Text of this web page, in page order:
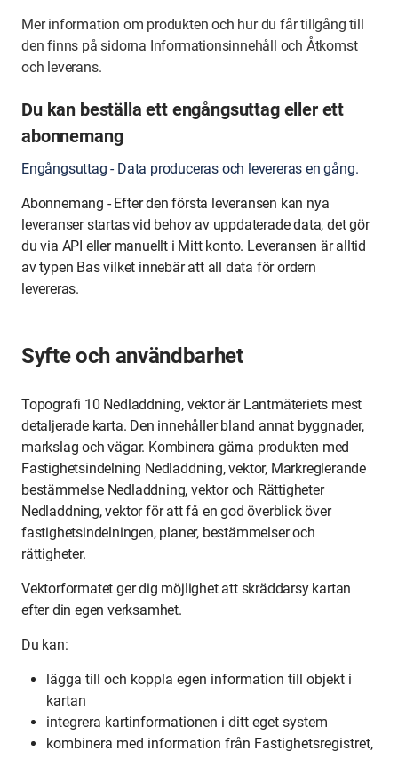
Mer information om produkten och hur du får tillgång till
den finns på sidorna Informationsinnehåll och Åtkomst
och leverans.
Du kan beställa ett engångsuttag eller ett
abonnemang
Engångsuttag - Data produceras och levereras en gång.
Abonnemang - Efter den första leveransen kan nya
leveranser startas vid behov av uppdaterade data, det gör
du via API eller manuellt i Mitt konto. Leveransen är alltid
av typen Bas vilket innebär att all data för ordern
levereras.
Syfte och användbarhet
Topografi 10 Nedladdning, vektor är Lantmäteriets mest
detaljerade karta. Den innehåller bland annat byggnader,
markslag och vägar. Kombinera gärna produkten med
Fastighetsindelning Nedladdning, vektor, Markreglerande
bestämmelse Nedladdning, vektor och Rättigheter
Nedladdning, vektor för att få en god överblick över
fastighetsindelningen, planer, bestämmelser och
rättigheter.
Vektorformatet ger dig möjlighet att skräddarsy kartan
efter din egen verksamhet.
Du kan:
lägga till och koppla egen information till objekt i
kartan
integrera kartinformationen i ditt eget system
kombinera med information från Fastighetsregistret,